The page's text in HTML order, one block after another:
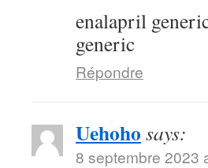
enalapril
generic
Répondre
Uehoho says:
8 septembre 2023